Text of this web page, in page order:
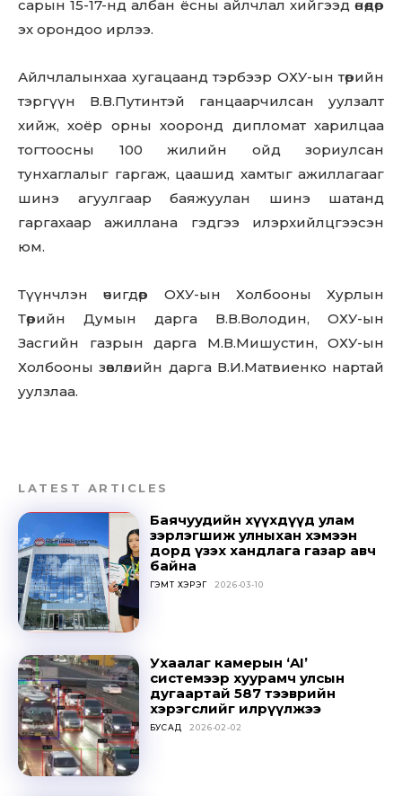
out!
Sing up for our newsletter
to stay in the loop.
SUBSCRIBE
сарын 15-17-нд албан ёсны айлчлал хийгээд өнөөдөр
эх орондоо ирлээ.
Айлчлалынхаа хугацаанд тэрбээр ОХУ-ын төрийн
тэргүүн В.В.Путинтэй ганцаарчилсан уулзалт
хийж, хоёр орны хооронд дипломат харилцаа
тогтоосны 100 жилийн ойд зориулсан
тунхаглалыг гаргаж, цаашид хамтыг ажиллагааг
шинэ агуулгаар баяжуулан шинэ шатанд
гаргахаар ажиллана гэдгээ илэрхийлцгээсэн
юм.
Түүнчлэн өчигдөр ОХУ-ын Холбооны Хурлын
Төрийн Думын дарга В.В.Володин, ОХУ-ын
Засгийн газрын дарга М.В.Мишустин, ОХУ-ын
Холбооны зөвлөлийн дарга В.И.Матвиенко нартай
уулзлаа.
LATEST ARTICLES
Баячуудийн хүүхдүүд улам
зэрлэгшиж улныхан хэмээн
дорд үзэх хандлага газар авч
байна
ГЭМТ ХЭРЭГ 2026-03-10
Ухаалаг камерын ‘AI’
системээр хуурамч улсын
дугаартай 587 тээврийн
хэрэгслийг илрүүлжээ
БУСАД 2026-02-02